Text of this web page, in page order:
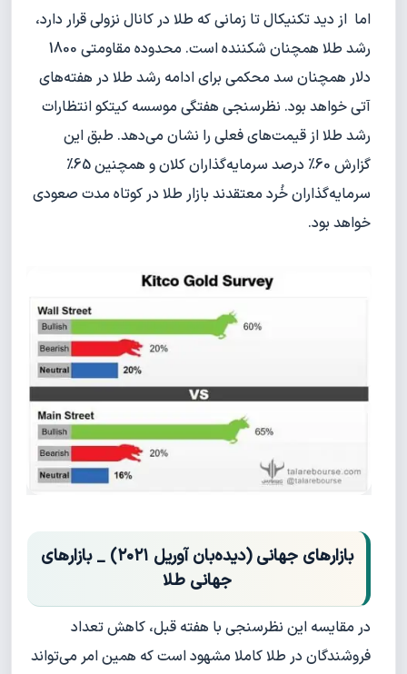
اما از دید تکنیکال تا زمانی که طلا در کانال نزولی قرار دارد،
رشد طلا همچنان شکننده است. محدوده مقاومتی 1800
دلار همچنان سد محکمی برای ادامه رشد طلا در هفته‌های
آتی خواهد بود. نظرسنجی هفتگی موسسه کیتکو انتظارات
رشد طلا از قیمت‌های فعلی را نشان می‌دهد. طبق این
گزارش 60% درصد سرمایه‌گذاران کلان و همچنین 65%
سرمایه‌گذاران خُرد معتقدند بازار طلا در کوتاه مدت صعودی
خواهد بود.
بازارهای جهانی (دیده‌بان آوریل ۲۰۲۱) _ بازارهای
جهانی طلا
در مقایسه این نظرسنجی با هفته قبل، کاهش تعداد
فروشندگان در طلا کاملا مشهود است که همین امر می‌تواند